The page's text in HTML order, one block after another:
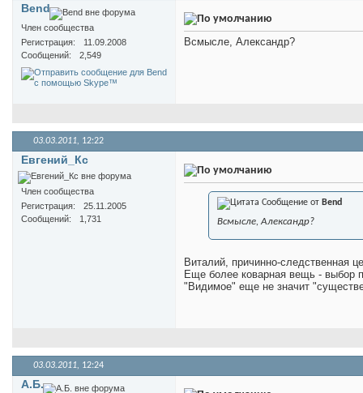
Bend
Член сообщества
Регистрация
11.09.2008
Сообщений
2,549
Всмысле, Александр?
03.03.2011, 12:22
Евгений_Кс
Член сообщества
Регистрация
25.11.2005
Сообщений
1,731
Сообщение от Bend
Всмысле, Александр?
Виталий, причинно-следственная
Еще более коварная вещь - выбор
"Видимое" еще не значит
03.03.2011, 12:24
А.Б.